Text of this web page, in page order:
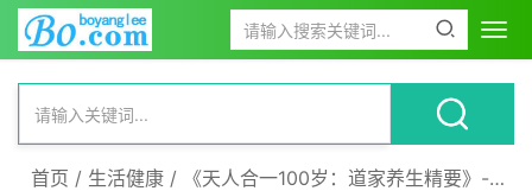
首页 / 生活健康 / 《天人合一100岁：道家养生精要》-修静道长